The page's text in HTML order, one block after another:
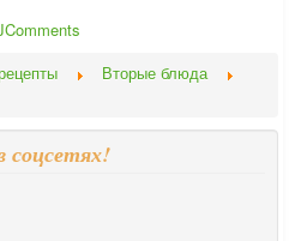
Вторые блюда
соцсетях!